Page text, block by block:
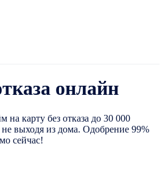
онлайн
на карту без отказа до 30 000
не выходя из дома. Одобрение 99%
сейчас!